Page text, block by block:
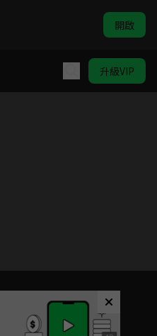
開啟
升級VIP